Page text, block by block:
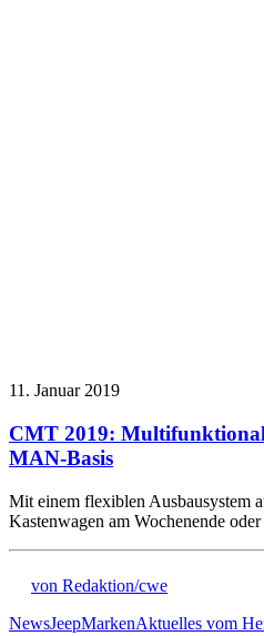
11. Januar 2019
CMT 2019:
MAN-Basis
Mit einem flexiblen Ausbausystem
Kastenwagen am Wochenende
von Redaktion/cwe
NewsJeepMarkenAktuelles vom